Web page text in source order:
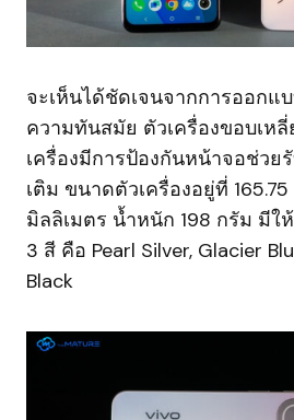
จะเห็นได้ชัดเจนจากการออกแ
ความทันสมัย ตัวเครื่องขอบเห
เครื่องมีการป้องกันหน้าจอช่วย
เติม ขนาดตัวเครื่องอยู่ที่ 165.75
มิลลิเมตร น้ำหนัก 198 กรัม มีใ
3 สี คือ Pearl Silver, Glacier
Black